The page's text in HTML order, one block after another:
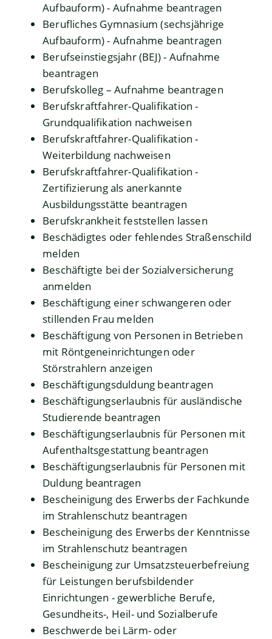
Aufbauform) - Aufnahme beantragen
Berufliches Gymnasium (sechsjährige
Aufbauform) - Aufnahme beantragen
Berufseinstiegsjahr (BEJ) - Aufnahme
beantragen
Berufskolleg – Aufnahme beantragen
Berufskraftfahrer-Qualifikation -
Grundqualifikation nachweisen
Berufskraftfahrer-Qualifikation -
Weiterbildung nachweisen
Berufskraftfahrer-Qualifikation -
Zertifizierung als anerkannte
Ausbildungsstätte beantragen
Berufskrankheit feststellen lassen
Beschädigtes oder fehlendes Straßenschild
melden
Beschäftigte bei der Sozialversicherung
anmelden
Beschäftigung einer schwangeren oder
stillenden Frau melden
Beschäftigung von Personen in Betrieben
mit Röntgeneinrichtungen oder
Störstrahlern anzeigen
Beschäftigungsduldung beantragen
Beschäftigungserlaubnis für ausländische
Studierende beantragen
Beschäftigungserlaubnis für Personen mit
Aufenthaltsgestattung beantragen
Beschäftigungserlaubnis für Personen mit
Duldung beantragen
Bescheinigung des Erwerbs der Fachkunde
im Strahlenschutz beantragen
Bescheinigung des Erwerbs der Kenntnisse
im Strahlenschutz beantragen
Bescheinigung zur Umsatzsteuerbefreiung
für Leistungen berufsbildender
Einrichtungen - gewerbliche Berufe,
Gesundheits-, Heil- und Sozialberufe
Beschwerde bei Lärm- oder